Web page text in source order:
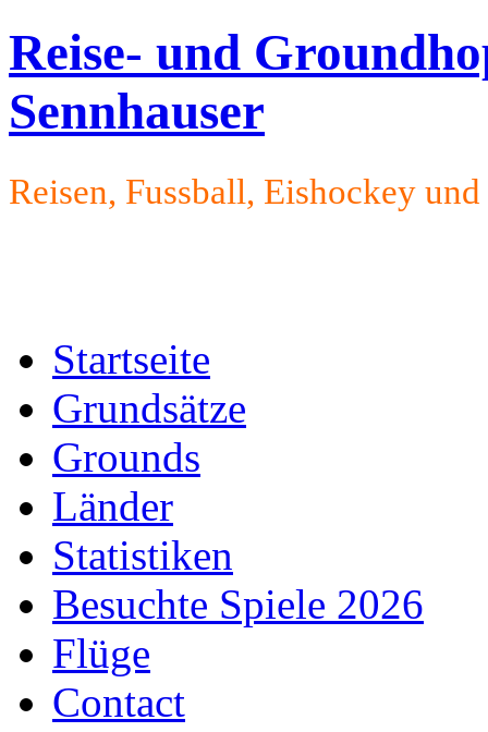
Reise- und
Sennhauser
Reisen, Fussball, Eishockey
Startseite
Grundsätze
Grounds
Länder
Statistiken
Besuchte Spiele 2026
Flüge
Contact